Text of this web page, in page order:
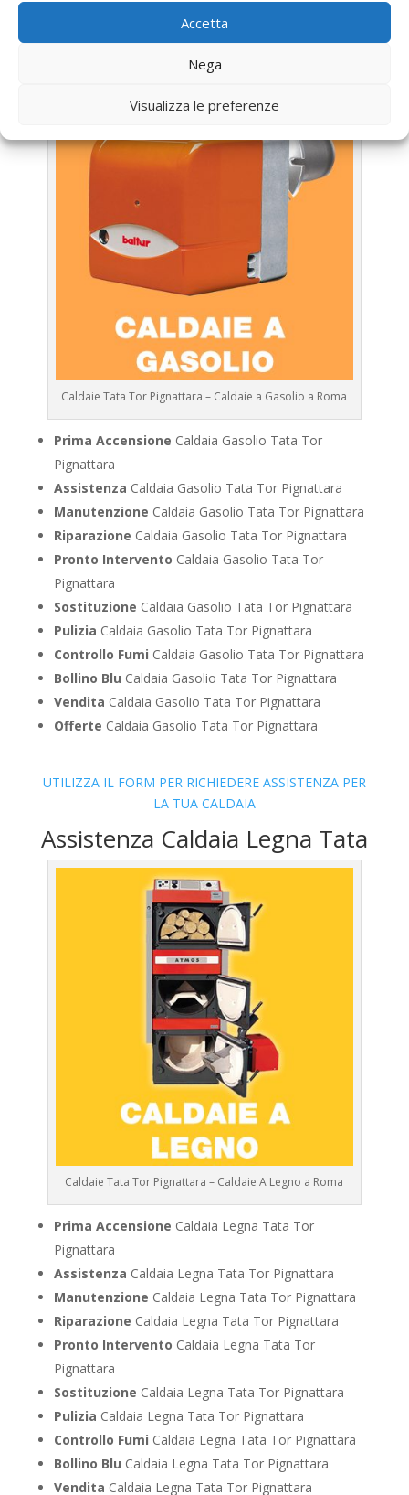
Accetta
Nega
Visualizza le preferenze
Assistenza Caldaia Gasolio
Tata
Caldaie Tata Tor Pignattara – Caldaie a Gasolio a Roma
Prima Accensione Caldaia Gasolio Tata Tor
Pignattara
Assistenza Caldaia Gasolio Tata Tor Pignattara
Manutenzione Caldaia Gasolio Tata Tor Pignattara
Riparazione Caldaia Gasolio Tata Tor Pignattara
Pronto Intervento Caldaia Gasolio Tata Tor
Pignattara
Sostituzione Caldaia Gasolio Tata Tor Pignattara
Pulizia Caldaia Gasolio Tata Tor Pignattara
Controllo Fumi Caldaia Gasolio Tata Tor Pignattara
Bollino Blu Caldaia Gasolio Tata Tor Pignattara
Vendita Caldaia Gasolio Tata Tor Pignattara
Offerte Caldaia Gasolio Tata Tor Pignattara
UTILIZZA IL FORM PER RICHIEDERE ASSISTENZA PER
LA TUA CALDAIA
Assistenza Caldaia Legna Tata
Caldaie Tata Tor Pignattara – Caldaie A Legno a Roma
Prima Accensione Caldaia Legna Tata Tor
Pignattara
Assistenza Caldaia Legna Tata Tor Pignattara
Manutenzione Caldaia Legna Tata Tor Pignattara
Riparazione Caldaia Legna Tata Tor Pignattara
Pronto Intervento Caldaia Legna Tata Tor
Pignattara
Sostituzione Caldaia Legna Tata Tor Pignattara
Pulizia Caldaia Legna Tata Tor Pignattara
Controllo Fumi Caldaia Legna Tata Tor Pignattara
Bollino Blu Caldaia Legna Tata Tor Pignattara
Vendita Caldaia Legna Tata Tor Pignattara